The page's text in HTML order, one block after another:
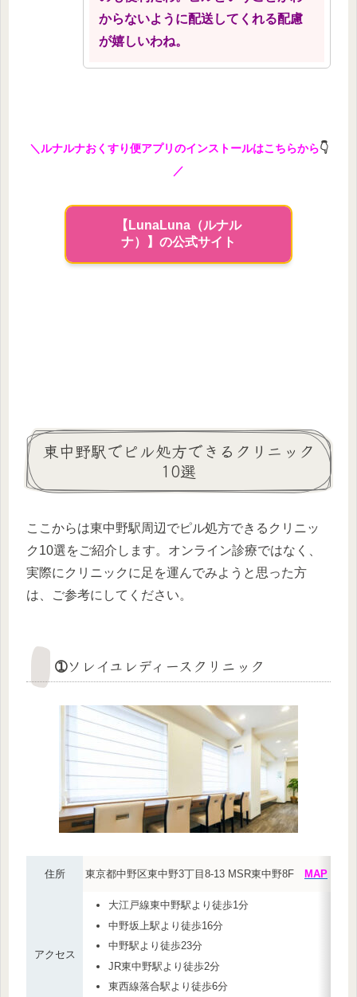
からないように配送してくれる配慮
が嬉しいわね。
＼ルナルナおくすり便アプリのインストールはこちらから👇
／
【LunaLuna（ルナル
ナ）】の公式サイト
東中野駅でピル処方できるクリニック
10選
ここからは東中野駅周辺でピル処方できるクリニッ
ク10選をご紹介します。オンライン診療ではなく、
実際にクリニックに足を運んでみようと思った方
は、ご参考にしてください。
➀ソレイユレディースクリニック
住所 東京都中野区東中野3丁目8-13 MSR東中野8F MAP
アクセス
大江戸線東中野駅より徒歩1分
中野坂上駅より徒歩16分
中野駅より徒歩23分
JR東中野駅より徒歩2分
東西線落合駅より徒歩6分